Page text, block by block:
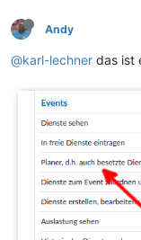
Andy
@karl-lechner das ist